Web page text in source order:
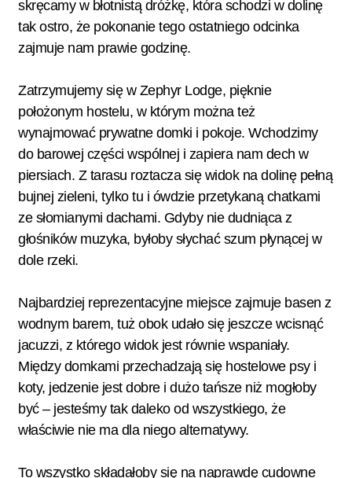
skręcamy w błotnistą dróżkę, która schodzi w dolinę
tak ostro, że pokonanie tego ostatniego odcinka
zajmuje nam prawie godzinę.
Zatrzymujemy się w Zephyr Lodge, pięknie
położonym hostelu, w którym można też
wynajmować prywatne domki i pokoje. Wchodzimy
do barowej części wspólnej i zapiera nam dech w
piersiach. Z tarasu roztacza się widok na dolinę pełną
bujnej zieleni, tylko tu i ówdzie przetykaną chatkami
ze słomianymi dachami. Gdyby nie dudniąca z
głośników muzyka, byłoby słychać szum płynącej w
dole rzeki.
Najbardziej reprezentacyjne miejsce zajmuje basen z
wodnym barem, tuż obok udało się jeszcze wcisnąć
jacuzzi, z którego widok jest równie wspaniały.
Między domkami przechadzają się hostelowe psy i
koty, jedzenie jest dobre i dużo tańsze niż mogłoby
być – jesteśmy tak daleko od wszystkiego, że
właściwie nie ma dla niego alternatywy.
To wszystko składałoby się na naprawdę cudowne